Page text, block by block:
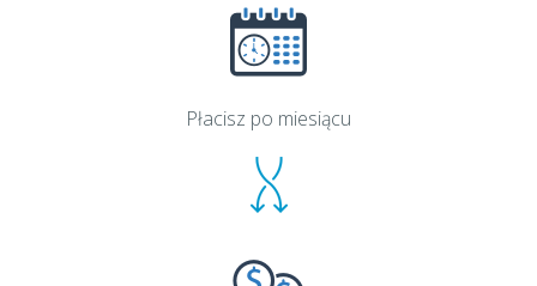
Płacisz po miesiącu